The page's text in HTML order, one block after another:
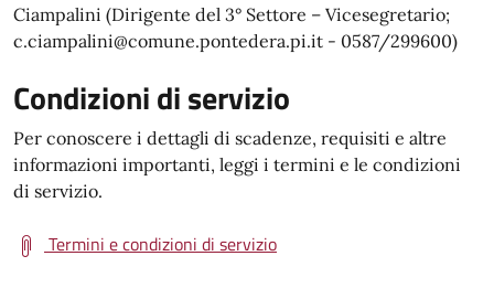
Ciampalini (Dirigente del 3° Settore – Vicesegretario;
c.ciampalini@comune.pontedera.pi.it - 0587/299600)
Condizioni di servizio
Per conoscere i dettagli di scadenze, requisiti e altre
informazioni importanti, leggi i termini e le condizioni
di servizio.
Termini e condizioni di servizio